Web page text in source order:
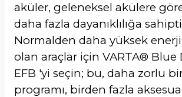
aküler, geleneksel akülere
daha fazla dayanıklılığa
Normalden daha yüksek
olan araçlar için VARTA® Blue
EFB 'yi seçin; bu, daha zorlu
programı, birden fazla